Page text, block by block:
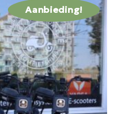
Aanbieding!